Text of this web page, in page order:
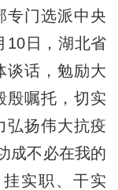
专门选派中央
10日，湖北省
谈话，勉励大
殷嘱托，切实
弘扬伟大抗疫
成不必在我的
实职、干实